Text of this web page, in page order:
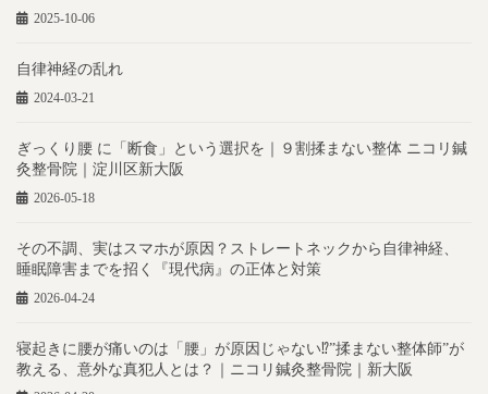
2025-10-06
自律神経の乱れ
2024-03-21
ぎっくり腰 に「断食」という選択を｜９割揉まない整体 ニコリ鍼
灸整骨院｜淀川区新大阪
2026-05-18
その不調、実はスマホが原因？ストレートネックから自律神経、
睡眠障害までを招く『現代病』の正体と対策
2026-04-24
寝起きに腰が痛いのは「腰」が原因じゃない⁉︎”揉まない整体師”が
教える、意外な真犯人とは？｜ニコリ鍼灸整骨院｜新大阪